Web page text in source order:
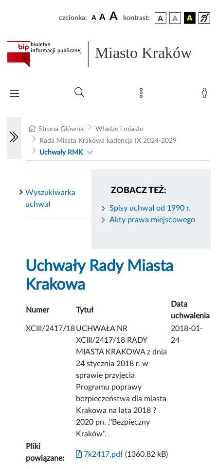
czcionka: A A A kontrast:
Miasto Kraków
Strona Główna
Władze i miasto
Rada Miasta Krakowa kadencja IX 2024-2029
Uchwały RMK
ZOBACZ TEŻ:
Spisy uchwał od 1990 r.
Akty prawa miejscowego
Wyszukiwarka
uchwał
Uchwały Rady Miasta
Krakowa
Numer Tytuł
Data
uchwalenia
XCIII/2417/18UCHWAŁA NR
XCIII/2417/18 RADY
MIASTA KRAKOWA z dnia
24 stycznia 2018 r. w
sprawie przyjęcia
Programu poprawy
bezpieczeństwa dla miasta
Krakowa na lata 2018 ?
2020 pn. ,''Bezpieczny
Kraków''.
2018-01-
24
Pliki
powiązane:
7k2417.pdf (1360.82 kB)